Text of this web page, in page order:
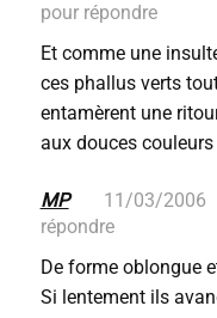
pour répondre
Et comme une
ces phallus verts
entamèrent une
aux douces couleurs
MP 11/03/2006
répondre
De forme oblongue
Si lentement ils